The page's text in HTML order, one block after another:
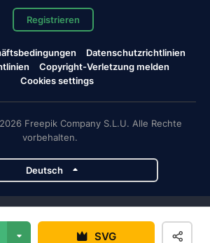
SVG
Registrieren
Datenschutzrichtlinien
Copyright-Verletzung melden
Cookies settings
Freepik Company S.L.U. Alle Rechte
vorbehalten.
Deutsch